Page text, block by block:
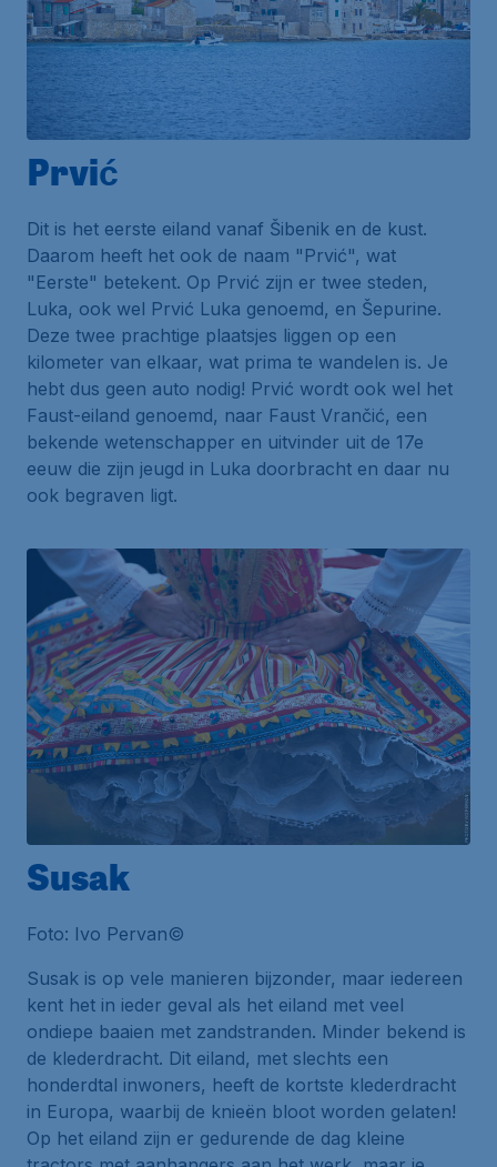
Prvić
Dit is het eerste eiland vanaf Šibenik en de kust.
Daarom heeft het ook de naam "Prvić", wat
"Eerste" betekent. Op Prvić zijn er twee steden,
Luka, ook wel Prvić Luka genoemd, en Šepurine.
Deze twee prachtige plaatsjes liggen op een
kilometer van elkaar, wat prima te wandelen is. Je
hebt dus geen auto nodig! Prvić wordt ook wel het
Faust-eiland genoemd, naar Faust Vrančić, een
bekende wetenschapper en uitvinder uit de 17e
eeuw die zijn jeugd in Luka doorbracht en daar nu
ook begraven ligt.
Susak
Foto: Ivo Pervan©
Susak is op vele manieren bijzonder, maar iedereen
kent het in ieder geval als het eiland met veel
ondiepe baaien met zandstranden. Minder bekend is
de klederdracht. Dit eiland, met slechts een
honderdtal inwoners, heeft de kortste klederdracht
in Europa, waarbij de knieën bloot worden gelaten!
Op het eiland zijn er gedurende de dag kleine